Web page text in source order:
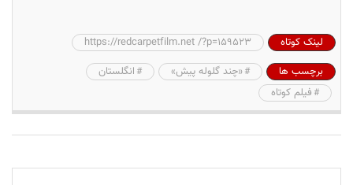
لینک کوتاه
https://redcarpetfilm.net /?p=159523
برچسب ها
«چند گلوله پیش»
انگلستان
فیلم کوتاه